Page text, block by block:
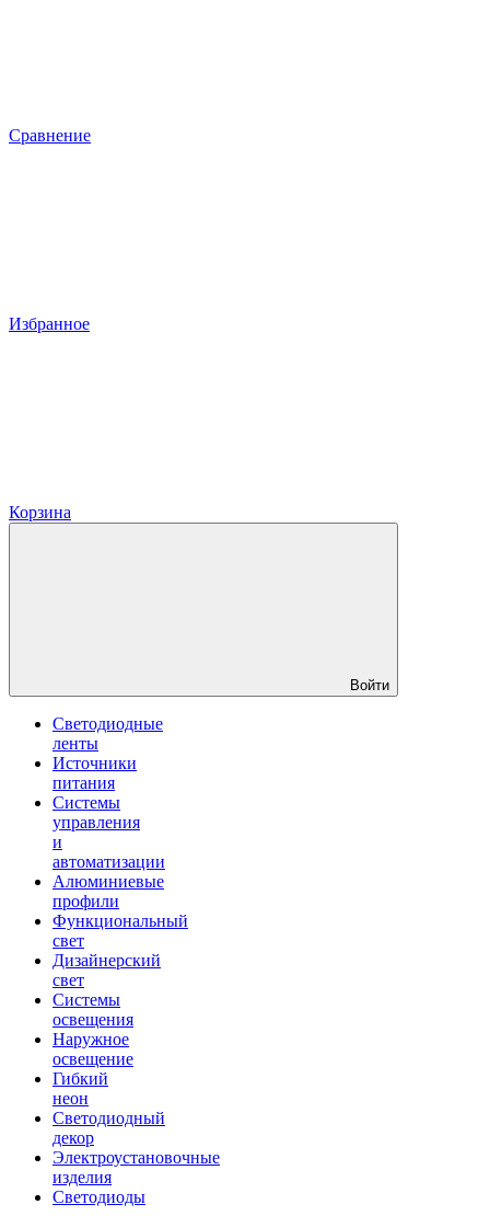
Сравнение
Избранное
Корзина
Войти
Светодиодные
ленты
Источники
питания
Системы
управления
и
автоматизации
Алюминиевые
профили
Функциональный
свет
Дизайнерский
свет
Системы
освещения
Наружное
освещение
Гибкий
неон
Светодиодный
декор
Электроустановочные
изделия
Светодиоды